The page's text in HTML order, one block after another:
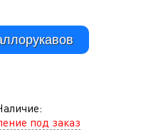
под заказ